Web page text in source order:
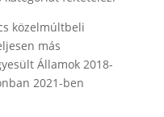
közelmúltbeli
más
Államok 2018-
2021-ben